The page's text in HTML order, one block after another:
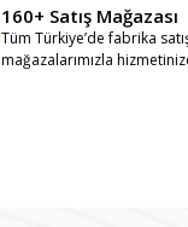
160+ Satış Mağazası
Tüm Türkiye’de fabrika
mağazalarımızla